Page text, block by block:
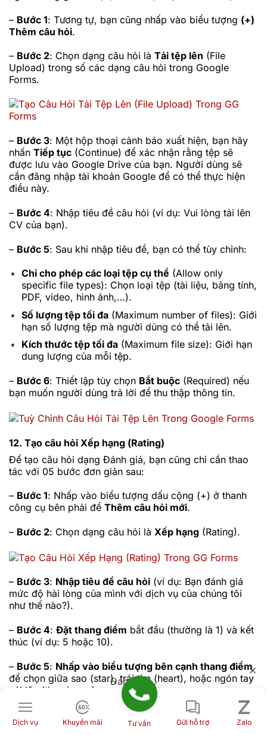
– Bước 1: Tương tự, bạn cũng nhấp vào biểu tượng (+)
Thêm câu hỏi.
– Bước 2: Chọn dạng câu hỏi là Tải tệp lên (File
Upload) trong số các dạng câu hỏi trong Google
Forms.
– Bước 3: Một hộp thoại cảnh báo xuất hiện, bạn hãy
nhấn Tiếp tục (Continue) để xác nhận rằng tệp sẽ
được lưu vào Google Drive của bạn. Người dùng sẽ
cần đăng nhập tài khoản Google để có thể thực hiện
điều này.
– Bước 4: Nhập tiêu đề câu hỏi (ví dụ: Vui lòng tải lên
CV của bạn).
– Bước 5: Sau khi nhập tiêu đề, bạn có thể tùy chỉnh:
Chỉ cho phép các loại tệp cụ thể (Allow only
specific file types): Chọn loại tệp (tài liệu, bảng tính,
PDF, video, hình ảnh,…).
Số lượng tệp tối đa(Maximum number of files): Giới
hạn số lượng tệp mà người dùng có thể tải lên.
Kích thước tệp tối đa(Maximum file size): Giới hạn
dung lượng của mỗi tệp.
– Bước 6: Thiết lập tùy chọn Bắt buộc (Required) nếu
bạn muốn người dùng trả lời để thu thập thông tin.
12. Tạo câu hỏi Xếp hạng (Rating)
Để tạo câu hỏi dạng Đánh giá, bạn cũng chỉ cần thao
tác với 05 bước đơn giản sau:
– Bước 1: Nhấp vào biểu tượng dấu cộng (+) ở thanh
công cụ bên phải để Thêm câu hỏi mới.
– Bước 2: Chọn dạng câu hỏi là Xếp hạng (Rating).
– Bước 3: Nhập tiêu đề câu hỏi (ví dụ: Bạn đánh giá
mức độ hài lòng của mình với dịch vụ của chúng tôi
như thế nào?).
– Bước 4: Đặt thang điểm bắt đầu (thường là 1) và kết
thúc (ví dụ: 5 hoặc 10).
– Bước 5: Nhấp vào biểu tượng bên cạnh thang điểm
để chọn giữa sao (star), trái tim (heart), hoặc ngón tay
cái lên (thumbs up).
Bước 6 : Bạn có thể bật tùy chọn Bắt buộc
(Required)
nếu muốn người trả lời phải trả lời câu hỏi này.
Dịch vụ Khuyến mãi Tư vấn Gửi hỗ trợ Zalo
Đang tải...